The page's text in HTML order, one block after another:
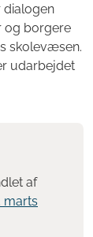
dialogen
og borgere
skolevæsen.
udarbejdet
af
marts